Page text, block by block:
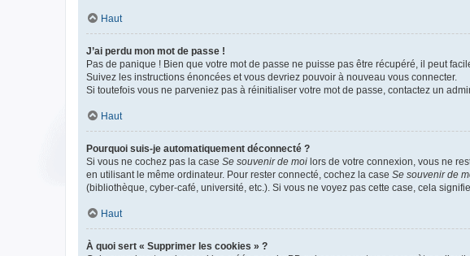
Haut
J’ai perdu mon mot de passe !
Pas de panique ! Bien que votre mot de passe ne puisse pas être récupéré, il peut
Suivez les instructions énoncées et vous devriez pouvoir à nouveau vous connecter.
Si toutefois vous ne parveniez pas à réinitialiser votre mot de passe, contactez un
Haut
Pourquoi suis-je automatiquement déconnecté ?
Si vous ne cochez pas la case Se souvenir de moi lors de votre connexion, vous ne
en utilisant le même ordinateur. Pour rester connecté, cochez la case Se souvenir de
(bibliothèque, cyber-café, université, etc.). Si vous ne voyez pas cette case, cela
Haut
À quoi sert « Supprimer les cookies » ?